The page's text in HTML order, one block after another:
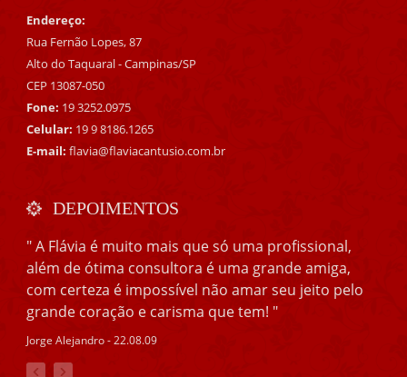
Endereço:
Rua Fernão Lopes, 87
Alto do Taquaral - Campinas/SP
CEP 13087-050
Fone: 19 3252.0975
Celular: 19 9 8186.1265
E-mail: flavia@flaviacantusio.com.br
DEPOIMENTOS
" A Flávia é muito mais que só uma profissional,
além de ótima consultora é uma grande amiga,
com certeza é impossível não amar seu jeito pelo
grande coração e carisma que tem! "
Jorge Alejandro - 22.08.09